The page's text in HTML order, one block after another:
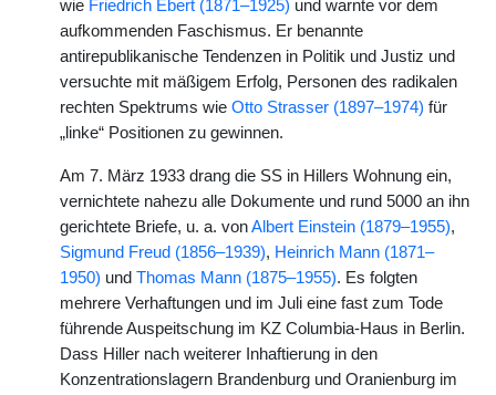
wie Friedrich Ebert (1871–1925) und warnte vor dem
aufkommenden Faschismus. Er benannte
antirepublikanische Tendenzen in Politik und Justiz und
versuchte mit mäßigem Erfolg, Personen des radikalen
rechten Spektrums wie Otto Strasser (1897–1974) für
„linke“ Positionen zu gewinnen.
Am 7. März 1933 drang die SS in Hillers Wohnung ein,
vernichtete nahezu alle Dokumente und rund 5000 an ihn
gerichtete Briefe, u. a. vonAlbert Einstein (1879–1955),
Sigmund Freud (1856–1939), Heinrich Mann (1871–
1950) und Thomas Mann (1875–1955). Es folgten
mehrere Verhaftungen und im Juli eine fast zum Tode
führende Auspeitschung im KZ Columbia-Haus in Berlin.
Dass Hiller nach weiterer Inhaftierung in den
Konzentrationslagern Brandenburg und Oranienburg im